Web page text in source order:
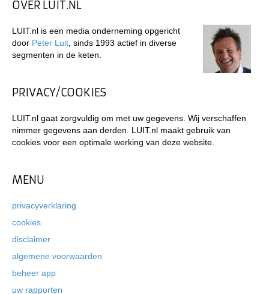
OVER LUIT.NL
LUIT.nl is een media onderneming opgericht
door Peter Luit , sinds 1993 actief in diverse
segmenten in de keten.
PRIVACY/COOKIES
LUIT.nl gaat zorgvuldig om met uw gegevens. Wij verschaffen
nimmer gegevens aan derden. LUIT.nl maakt gebruik van
cookies voor een optimale werking van deze website.
MENU
privacyverklaring
cookies
disclaimer
algemene voorwaarden
beheer app
uw rapporten